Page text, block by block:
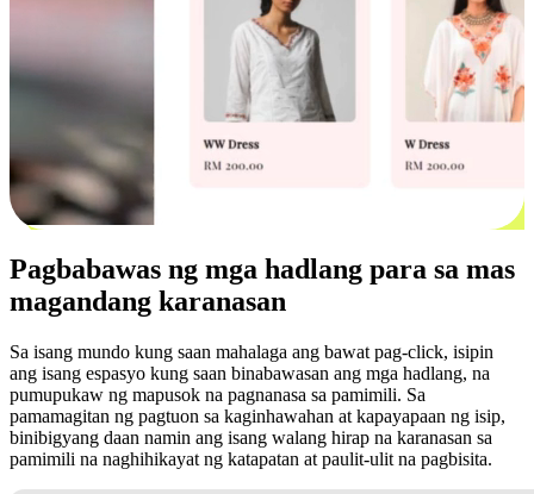
Pagbabawas ng mga hadlang para sa mas
magandang karanasan
Sa isang mundo kung saan mahalaga ang bawat pag-click, isipin
ang isang espasyo kung saan binabawasan ang mga hadlang, na
pumupukaw ng mapusok na pagnanasa sa pamimili. Sa
pamamagitan ng pagtuon sa kaginhawahan at kapayapaan ng isip,
binibigyang daan namin ang isang walang hirap na karanasan sa
pamimili na naghihikayat ng katapatan at paulit-ulit na pagbisita.